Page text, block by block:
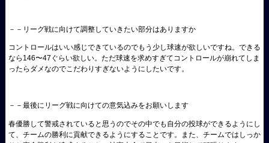
－－リーグ戦に向けて調整していきたい部分はありますか
コントロールはいい感じできているのでもう少し球速が欲しいですね。できる
なら146〜47ぐらい欲しい。ただ球速を求めすぎてコントロールが崩れてしま
ったらダメなのでこだわりすぎないようにしたいです。
－－最後にリーグ戦に向けての意気込みをお願いします
春優勝して警戒されていると思うのでその中でも自分の投球ができるようにし
て、チームの勝利に貢献できるようにすることです。また、チームではしっか